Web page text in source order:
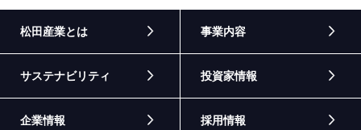
松田産業とは 事業内容
サステナビリティ 投資家情報
企業情報 採用情報